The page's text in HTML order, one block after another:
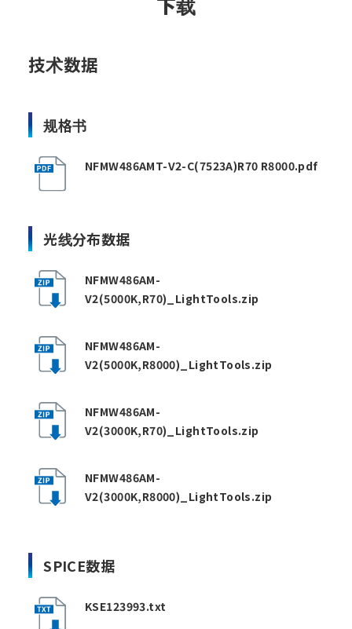
技术数据
规格书
NFMW486AMT-V2-C(7523A)R70 R8000.pdf
光线分布数据
NFMW486AM-
V2(5000K,R70)_LightTools.zip
NFMW486AM-
V2(5000K,R8000)_LightTools.zip
NFMW486AM-
V2(3000K,R70)_LightTools.zip
NFMW486AM-
V2(3000K,R8000)_LightTools.zip
SPICE数据
KSE123993.txt